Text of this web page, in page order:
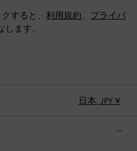
すると、 利用規約、 プライバ
ます。
日本, JPY ¥